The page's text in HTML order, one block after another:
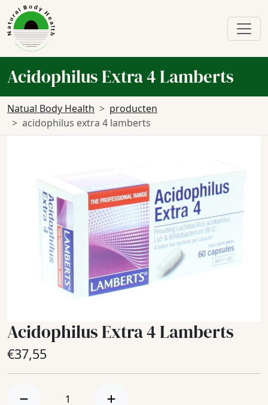
Acidophilus Extra 4 Lamberts
Natual Body Health
producten
acidophilus extra 4 lamberts
Acidophilus Extra 4 Lamberts
€37,55